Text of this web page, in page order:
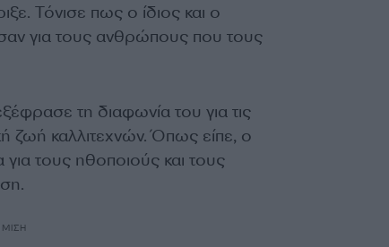
Τόνισε πως ο ίδιος και ο
για τους ανθρώπους που τους
τη διαφωνία του για τις
ζωή καλλιτεχνών. Όπως είπε, ο
για τους ηθοποιούς και τους